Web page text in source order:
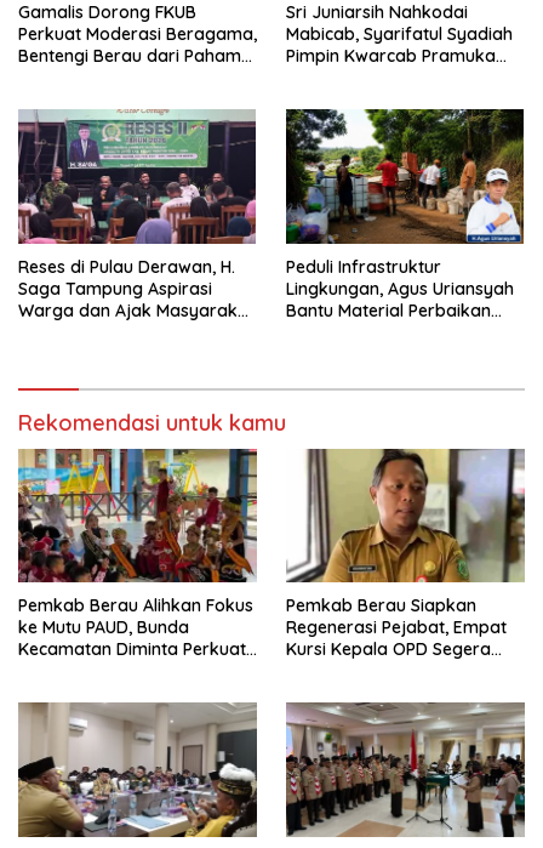
Gamalis Dorong FKUB
Perkuat Moderasi Beragama,
Bentengi Berau dari Paham
Sri Juniarsih Nahkodai
Mabicab, Syarifatul Syadiah
Pimpin Kwarcab Pramuka
Reses di Pulau Derawan, H.
Saga Tampung Aspirasi
Warga dan Ajak Masyarakat
Peduli Infrastruktur
Lingkungan, Agus Uriansyah
Bantu Material Perbaikan
Rekomendasi untuk kamu
Pemkab Berau Alihkan Fokus
ke Mutu PAUD, Bunda
Kecamatan Diminta Perkuat
Pemkab Berau Siapkan
Regenerasi Pejabat, Empat
Kursi Kepala OPD Segera